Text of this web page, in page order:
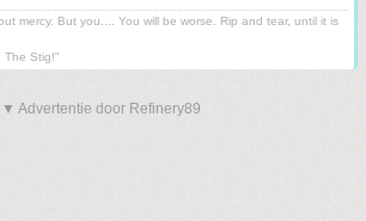
mercy. But you.... You will be worse. Rip and tear, until it is
The Stig!"
▼ Advertentie door Refinery89